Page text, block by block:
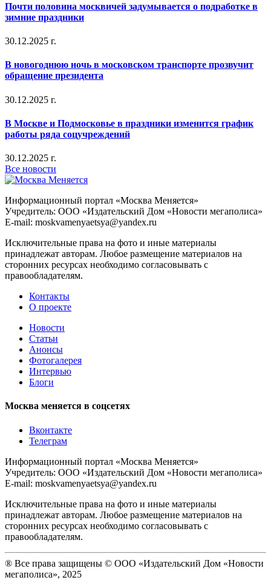
Почти половина москвичей задумывается о подработке в
зимние праздники
30.12.2025 г.
В новогоднюю ночь в московском транспорте прозвучит
обращение президента
30.12.2025 г.
В Москве и Подмосковье в праздники изменится график
работы ряда соцучреждений
30.12.2025 г.
Все новости
Информационный портал «Москва Меняется»
Учредитель: ООО «Издательский Дом «Новости мегаполиса»
E-mail: moskvamenyaetsya@yandex.ru
Исключительные права на фото и иные материалы
принадлежат авторам. Любое размещение материалов на
сторонних ресурсах необходимо согласовывать с
правообладателям.
Контакты
О проекте
Новости
Статьи
Анонсы
Фотогалерея
Интервью
Блоги
Москва меняется в соцсетях
Вконтакте
Телеграм
Информационный портал «Москва Меняется»
Учредитель: ООО «Издательский Дом «Новости мегаполиса»
E-mail: moskvamenyaetsya@yandex.ru
Исключительные права на фото и иные материалы
принадлежат авторам. Любое размещение материалов на
сторонних ресурсах необходимо согласовывать с
правообладателям.
® Все права защищены © ООО «Издательский Дом «Новости
мегаполиса», 2025